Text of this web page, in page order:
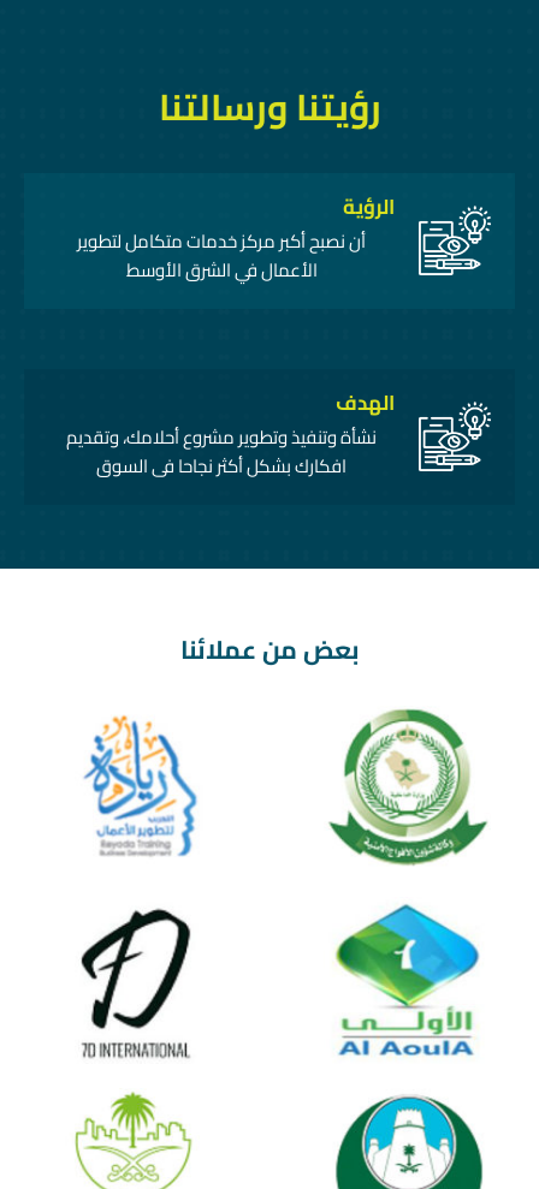
رؤيتنا ورسالتنا
الرؤية
أن نصبح أكبر مركز خدمات متكامل لتطوير
الأعمال في الشرق الأوسط
الهدف
نشأة وتنفيذ وتطوير مشروع أحلامك، وتقديم
افكارك بشكل أكثر نجاحا فى السوق
بعض من عملائنا